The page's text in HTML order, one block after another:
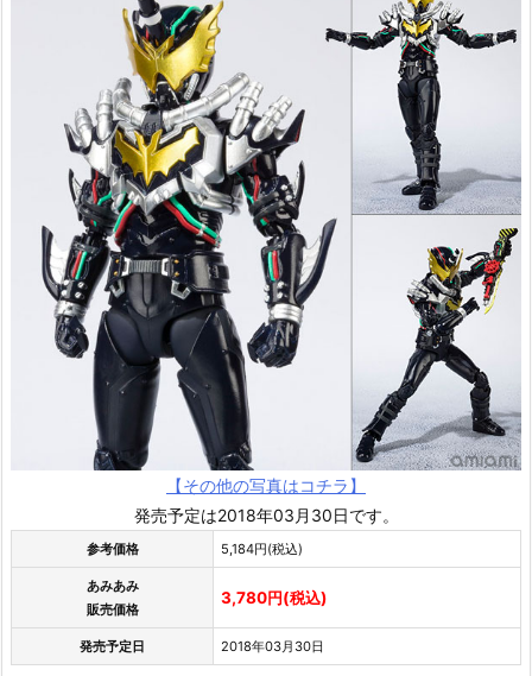
【その他の写真はコチラ】
発売予定は2018年03月30日です。
参考価格 5,184円(税込)
あみあみ
販売価格
3,780円(税込)
発売予定日 2018年03月30日